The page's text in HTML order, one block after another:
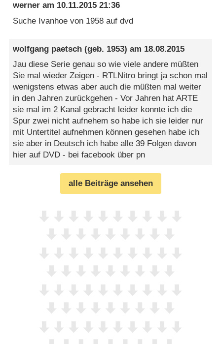
werner am 10.11.2015 21:36
Suche Ivanhoe von 1958 auf dvd
wolfgang paetsch (geb. 1953) am 18.08.2015
Jau diese Serie genau so wie viele andere müßten
Sie mal wieder Zeigen - RTLNitro bringt ja schon mal
wenigstens etwas aber auch die müßten mal weiter
in den Jahren zurückgehen - Vor Jahren hat ARTE
sie mal im 2 Kanal gebracht leider konnte ich die
Spur zwei nicht aufnehem so habe ich sie leider nur
mit Untertitel aufnehmen können gesehen habe ich
sie aber in Deutsch ich habe alle 39 Folgen davon
hier auf DVD - bei facebook über pn
alle Beiträge ansehen